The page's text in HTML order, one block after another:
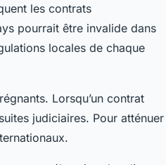
les contrats
pourrait être invalide dans
locales de chaque
Lorsqu’un contrat
judiciaires. Pour atténuer